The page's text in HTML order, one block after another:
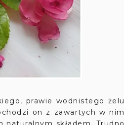
prawie wodnistego żelu
on z zawartych w nim